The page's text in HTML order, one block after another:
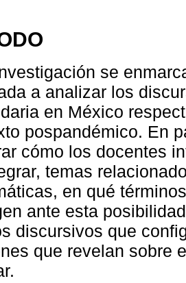
se
a analizar los
en México
pospandémico. En
cómo los docentes
temas
en qué
ante esta
discursivos que
que revelan sobre